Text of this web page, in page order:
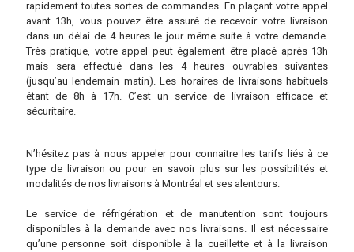
rapidement toutes sortes de commandes. En plaçant votre appel
avant 13h, vous pouvez être assuré de recevoir votre livraison
dans un délai de 4 heures le jour même suite à votre demande.
Très pratique, votre appel peut également être placé après 13h
mais sera effectué dans les 4 heures ouvrables suivantes
(jusqu’au lendemain matin). Les horaires de livraisons habituels
étant de 8h à 17h. C’est un service de livraison efficace et
sécuritaire.
N’hésitez pas à nous appeler pour connaitre les tarifs liés à ce
type de livraison ou pour en savoir plus sur les possibilités et
modalités de nos livraisons à Montréal et ses alentours.
Le service de réfrigération et de manutention sont toujours
disponibles à la demande avec nos livraisons. Il est nécessaire
qu’une personne soit disponible à la cueillette et à la livraison